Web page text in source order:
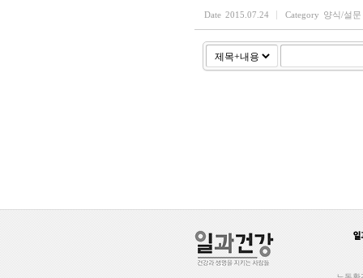
Date 2015.07.24 Category 양식/설문